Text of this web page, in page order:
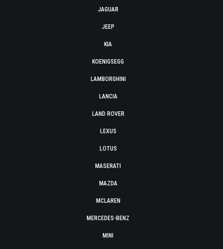
JAGUAR
JEEP
KIA
KOENIGSEGG
LAMBORGHINI
LANCIA
LAND ROVER
LEXUS
LOTUS
MASERATI
MAZDA
MCLAREN
MERCEDES-BENZ
MINI